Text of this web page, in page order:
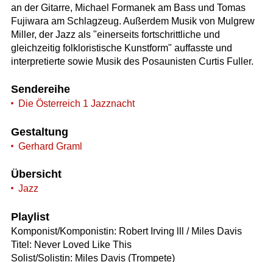
an der Gitarre, Michael Formanek am Bass und Tomas
Fujiwara am Schlagzeug. Außerdem Musik von Mulgrew
Miller, der Jazz als "einerseits fortschrittliche und
gleichzeitig folkloristische Kunstform" auffasste und
interpretierte sowie Musik des Posaunisten Curtis Fuller.
Sendereihe
Die Österreich 1 Jazznacht
Gestaltung
Gerhard Graml
Übersicht
Jazz
Playlist
Komponist/Komponistin: Robert Irving lll / Miles Davis
Titel: Never Loved Like This
Solist/Solistin: Miles Davis (Trompete)